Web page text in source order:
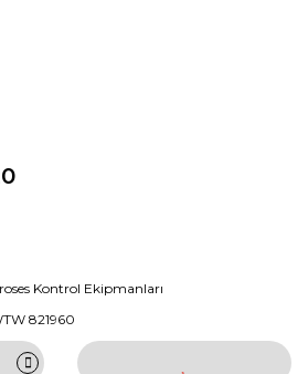
Kontrol Ekipmanları
821960